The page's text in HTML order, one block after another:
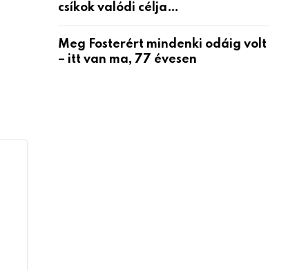
csíkok valódi célja…
Meg Fosterért mindenki odáig volt
– itt van ma, 77 évesen